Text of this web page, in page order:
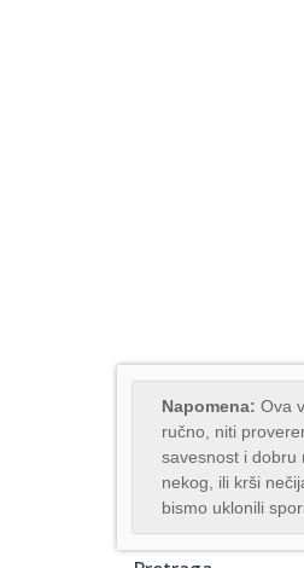
Napomena: Ova
ručno, niti
savesnost i dobru
nekog, ili krši
bismo uklonili